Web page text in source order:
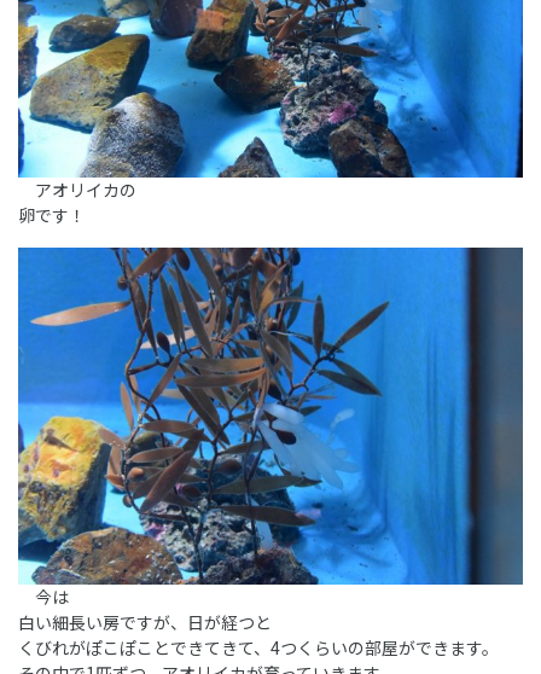
アオリイカの
卵です！
今は
白い細長い房ですが、日が経つと
くびれがぽこぽことできてきて、4つくらいの部屋ができます。